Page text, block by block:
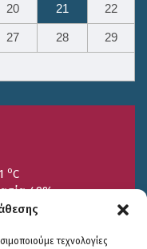
τεχνολογίες
20 21 22
27 28 29
oC
49%